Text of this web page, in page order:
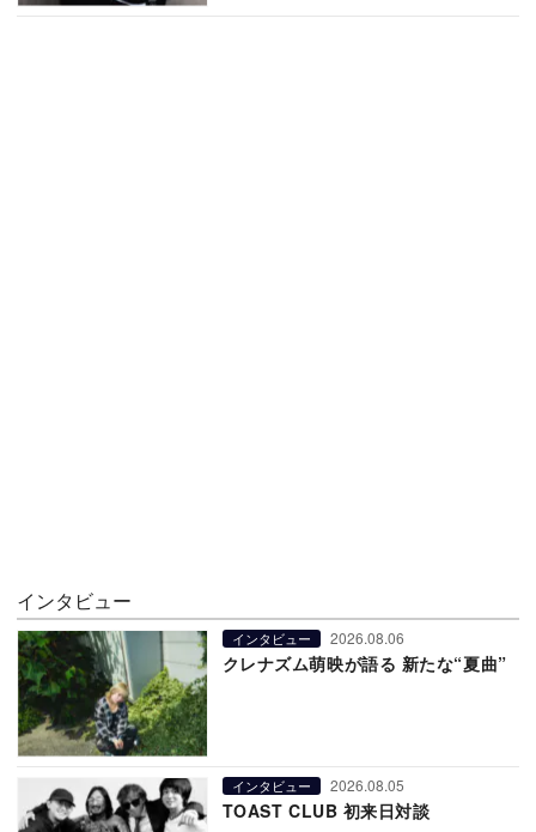
インタビュー
インタビュー 2026.08.06
クレナズム萌映が語る 新たな“夏曲”
インタビュー 2026.08.05
TOAST CLUB 初来日対談